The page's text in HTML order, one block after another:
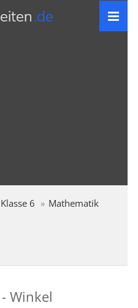
.de
Klasse 6
Mathematik
- Winkel